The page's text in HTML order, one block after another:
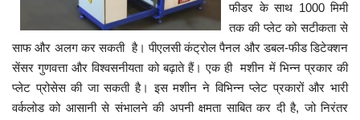
फीडर के साथ 1000 मिमी
तक की प्लेट को सटीकता से
साफ और अलग कर सकती है। पीएलसी कंट्रोल पैनल और डबल-फीड डिटेक्शन
सेंसर गुणवत्ता और विश्वसनीयता को बढ़ाते हैं। एक ही मशीन में भिन्न प्रकार की
प्लेट प्रोसेस की जा सकती है। इस मशीन ने विभिन्न प्लेट प्रकारों और भारी
वर्कलोड को आसानी से संभालने की अपनी क्षमता साबित कर दी है, जो निरंतर